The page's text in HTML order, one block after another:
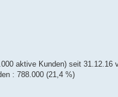
aktive Kunden) seit 31.12.16
: 788.000 (21,4 %)